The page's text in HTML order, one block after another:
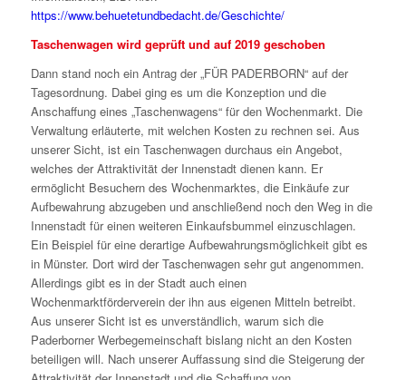
https://www.behuetetundbedacht.de/Geschichte/
Taschenwagen wird geprüft und auf 2019 geschoben
Dann stand noch ein Antrag der „FÜR PADERBORN“ auf der
Tagesordnung. Dabei ging es um die Konzeption und die
Anschaffung eines „Taschenwagens“ für den Wochenmarkt. Die
Verwaltung erläuterte, mit welchen Kosten zu rechnen sei. Aus
unserer Sicht, ist ein Taschenwagen durchaus ein Angebot,
welches der Attraktivität der Innenstadt dienen kann. Er
ermöglicht Besuchern des Wochenmarktes, die Einkäufe zur
Aufbewahrung abzugeben und anschließend noch den Weg in die
Innenstadt für einen weiteren Einkaufsbummel einzuschlagen.
Ein Beispiel für eine derartige Aufbewahrungsmöglichkeit gibt es
in Münster. Dort wird der Taschenwagen sehr gut angenommen.
Allerdings gibt es in der Stadt auch einen
Wochenmarktförderverein der ihn aus eigenen Mitteln betreibt.
Aus unserer Sicht ist es unverständlich, warum sich die
Paderborner Werbegemeinschaft bislang nicht an den Kosten
beteiligen will. Nach unserer Auffassung sind die Steigerung der